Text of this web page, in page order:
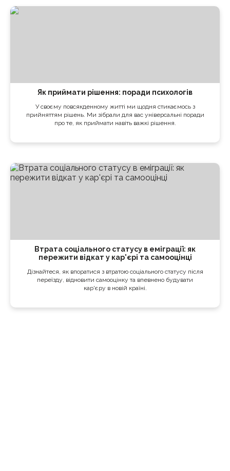
Як приймати рішення: поради психологів
У своєму повсякденному житті ми щодня стикаємось з
прийняттям рішень. Ми зібрали для вас універсальні поради
про те, як приймати навіть важкі рішення.
Втрата соціального статусу в еміграції: як
пережити відкат у кар'єрі та самооцінці
Дізнайтеся, як впоратися з втратою соціального статусу після
переїзду, відновити самооцінку та впевнено будувати
кар'єру в новій країні.